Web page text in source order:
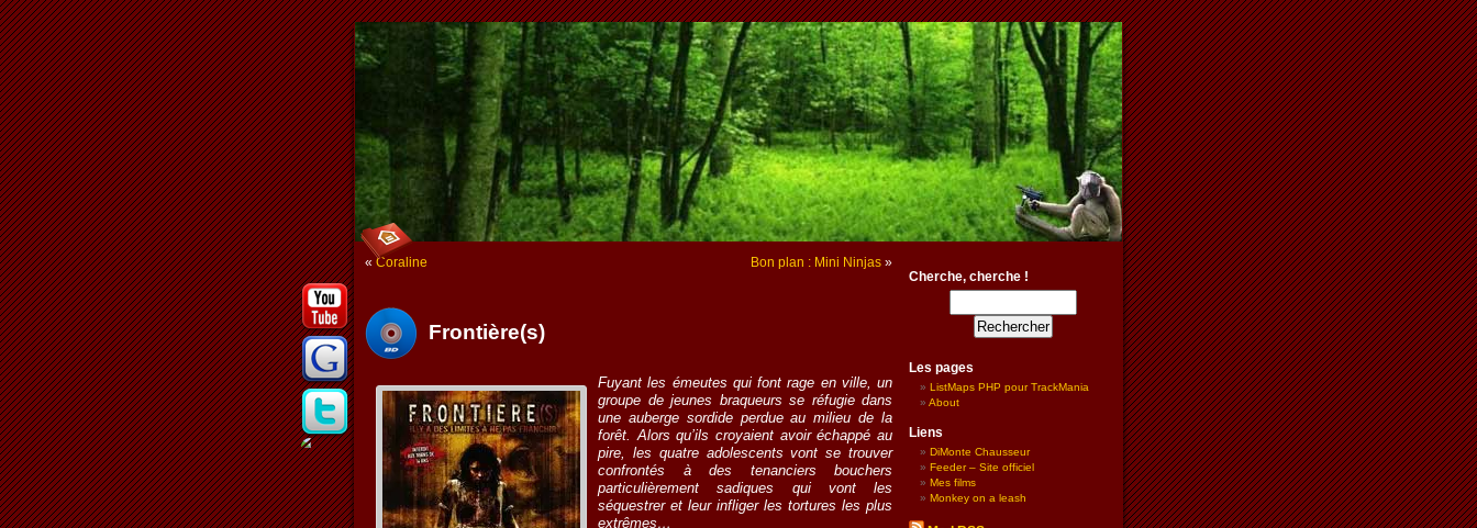
« Coraline Bon plan : Mini Ninjas »
Frontière(s)
Fuyant les émeutes qui font rage en ville, un
groupe de jeunes braqueurs se réfugie dans
une auberge sordide perdue au milieu de la
forêt. Alors qu’ils croyaient avoir échappé au
pire, les quatre adolescents vont se trouver
confrontés à des tenanciers bouchers
particulièrement sadiques qui vont les
séquestrer et leur infliger les tortures les plus
extrêmes…
Cherche, cherche !
Les pages
ListMaps PHP pour TrackMania
About
Liens
DiMonte Chausseur
Feeder – Site officiel
Mes films
Monkey on a leash